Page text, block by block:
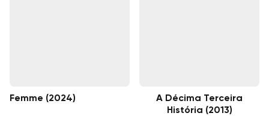
Femme (2024)
A Décima Terceira
História (2013)